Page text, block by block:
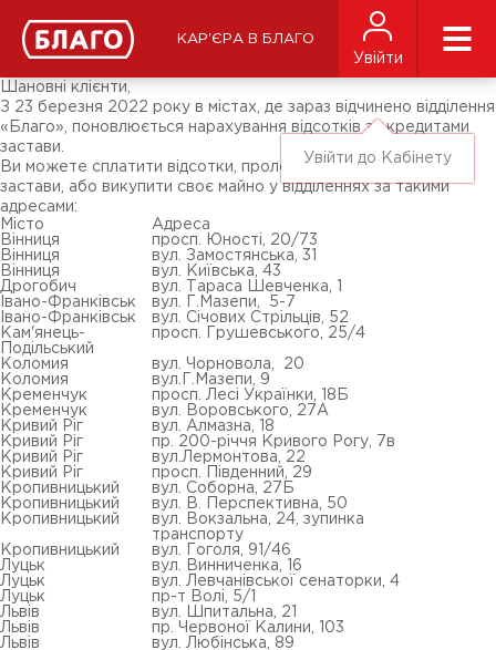
КАР'ЄРА В БЛАГО
Увійти
Увійти до Кабінету
ЗМІ про нас
Підписники соц-мереж
Ярмарки
Шановні клієнти,
З 23 березня 2022 року в містах, де зараз відчинено відділення
«Благо», поновлюється нарахування відсотків за кредитами
застави.
Ви можете сплатити відсотки, пролонгувати дію договору
застави, або викупити своє майно у відділеннях за такими
адресами:
Місто
Адреса
Вінниця
просп. Юності, 20/73
Вінниця
вул. Замостянська, 31
Вінниця
вул. Київська, 43
Дрогобич
вул. Тараса Шевченка, 1
Івано-Франківськ
вул. Г.Мазепи, 5-7
Івано-Франківськ
вул. Січових Стрільців, 52
Кам'янець-
Подільський
просп. Грушевського, 25/4
Коломия
вул. Чорновола, 20
Коломия
вул.Г.Мазепи, 9
Кременчук
просп. Лесі Українки, 18Б
Кременчук
вул. Воровського, 27А
Кривий Ріг
вул. Алмазна, 18
Кривий Ріг
пр. 200-річчя Кривого Рогу, 7в
Кривий Ріг
вул.Лермонтова, 22
Кривий Ріг
просп. Південний, 29
Кропивницький
вул. Соборна, 27Б
Кропивницький
вул. В. Перспективна, 50
Кропивницький
вул. Вокзальна, 24, зупинка
транспорту
Кропивницький
вул. Гоголя, 91/46
Луцьк
вул. Винниченка, 16
Луцьк
вул. Левчанівської сенаторки, 4
Луцьк
пр-т Волі, 5/1
Львів
вул. Шпитальна, 21
Львів
пр. Червоної Калини, 103
Львів
вул. Любінська, 89